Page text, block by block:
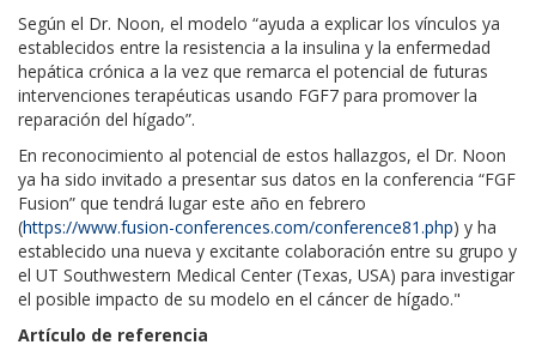
Según el Dr. Noon, el modelo “ayuda a explicar los vínculos ya
establecidos entre la resistencia a la insulina y la enfermedad
hepática crónica a la vez que remarca el potencial de futuras
intervenciones terapéuticas usando FGF7 para promover la
reparación del hígado”.
En reconocimiento al potencial de estos hallazgos, el Dr. Noon
ya ha sido invitado a presentar sus datos en la conferencia “FGF
Fusion” que tendrá lugar este año en febrero
(https://www.fusion-conferences.com/conference81.php) y ha
establecido una nueva y excitante colaboración entre su grupo y
el UT Southwestern Medical Center (Texas, USA) para investigar
el posible impacto de su modelo en el cáncer de hígado."
Artículo de referencia